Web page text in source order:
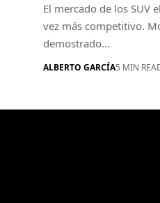
El mercado de los SUV
vez más competitivo.
demostrado…
ALBERTO GARCÍA5 MIN